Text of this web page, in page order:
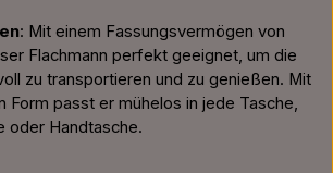
: Mit einem Fassungsvermögen von
Flachmann perfekt geeignet, um die
zu transportieren und zu genießen. Mit
Form passt er mühelos in jede Tasche,
oder Handtasche.